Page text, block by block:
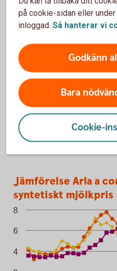
Prata med våra
Har du frågor eller
ekonomi – kontakta någon
Hitta din skogs- och
Line chart with 3 lines.
Jämförelse Arla a
syntetiskt mjölkpris
4
6
8
på cookie-sidan eller
inloggad. Så hanterar vi
Godkänn
Bara
Cookie-